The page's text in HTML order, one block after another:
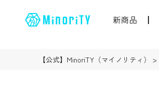
新商品
【公式】MinoriTY（マイノリティ）